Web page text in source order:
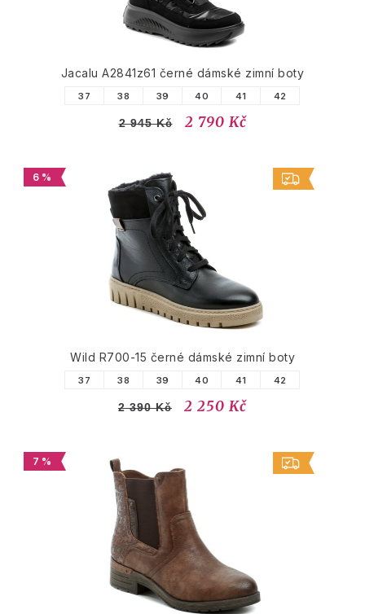
Jacalu A2841z61 černé dámské zimní boty
37 38 39 40 41 42
2 945 Kč 2 790 Kč
6 %
Wild R700-15 černé dámské zimní boty
37 38 39 40 41 42
2 390 Kč 2 250 Kč
7 %